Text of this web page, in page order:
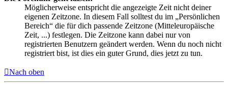
Möglicherweise entspricht die angezeigte Zeit nicht deiner
eigenen Zeitzone. In diesem Fall solltest du im „Persönlichen
Bereich“ die für dich passende Zeitzone (Mitteleuropäische
Zeit, ...) festlegen. Die Zeitzone kann dabei nur von
registrierten Benutzern geändert werden. Wenn du noch nicht
registriert bist, ist dies ein guter Grund, dies jetzt zu tun.
Nach oben